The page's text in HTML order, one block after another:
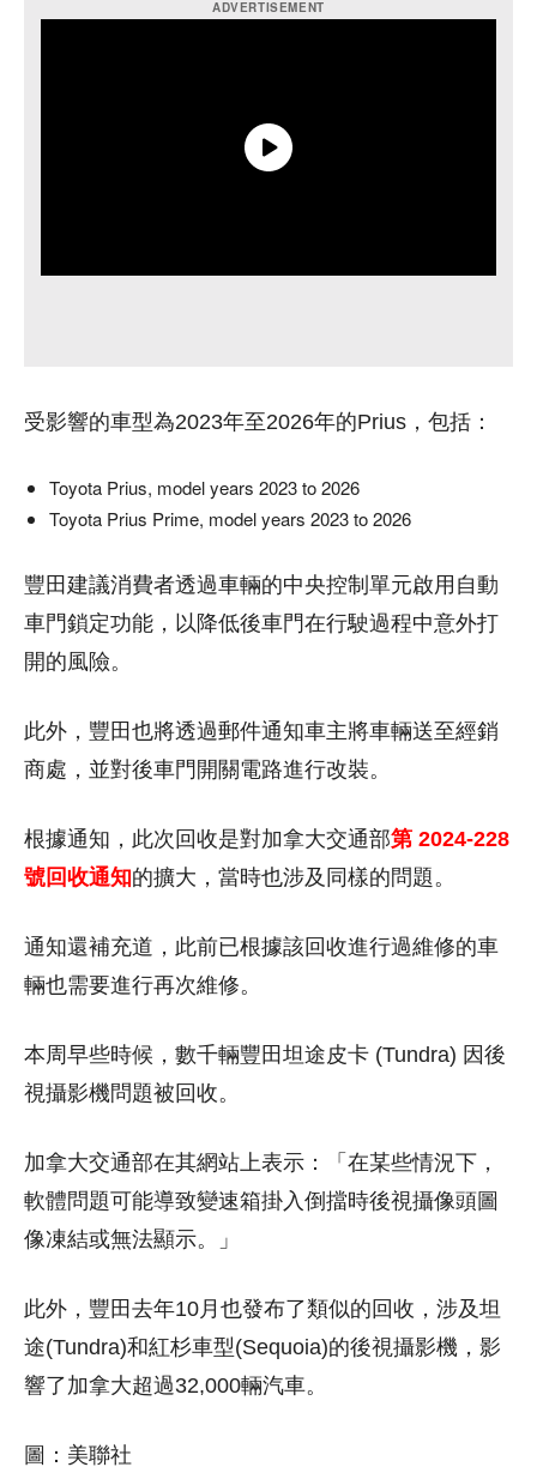
受影響的車型為2023年至2026年的Prius，包括：
Toyota Prius, model years 2023 to 2026
Toyota Prius Prime, model years 2023 to 2026
豐田建議消費者透過車輛的中央控制單元啟用自動
車門鎖定功能，以降低後車門在行駛過程中意外打
開的風險。
此外，豐田也將透過郵件通知車主將車輛送至經銷
商處，並對後車門開關電路進行改裝。
根據通知，此次回收是對加拿大交通部第 2024-228
號回收通知的擴大，當時也涉及同樣的問題。
通知還補充道，此前已根據該回收進行過維修的車
輛也需要進行再次維修。
本周早些時候，數千輛豐田坦途皮卡 (Tundra) 因後
視攝影機問題被回收。
加拿大交通部在其網站上表示：「在某些情況下，
軟體問題可能導致變速箱掛入倒擋時後視攝像頭圖
像凍結或無法顯示。」
此外，豐田去年10月也發布了類似的回收，涉及坦
途(Tundra)和紅杉車型(Sequoia)的後視攝影機，影
響了加拿大超過32,000輛汽車。
圖：美聯社